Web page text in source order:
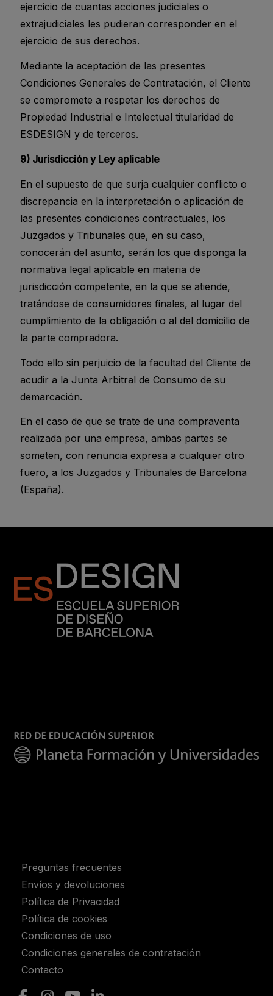
ejercicio de cuantas acciones judiciales o
extrajudiciales les pudieran corresponder en el
ejercicio de sus derechos.
Mediante la aceptación de las presentes
Condiciones Generales de Contratación, el Cliente
se compromete a respetar los derechos de
Propiedad Industrial e Intelectual titularidad de
ESDESIGN y de terceros.
9) Jurisdicción y Ley aplicable
En el supuesto de que surja cualquier conflicto o
discrepancia en la interpretación o aplicación de
las presentes condiciones contractuales, los
Juzgados y Tribunales que, en su caso,
conocerán del asunto, serán los que disponga la
normativa legal aplicable en materia de
jurisdicción competente, en la que se atiende,
tratándose de consumidores finales, al lugar del
cumplimiento de la obligación o al del domicilio de
la parte compradora.
Todo ello sin perjuicio de la facultad del Cliente de
acudir a la Junta Arbitral de Consumo de su
demarcación.
En el caso de que se trate de una compraventa
realizada por una empresa, ambas partes se
someten, con renuncia expresa a cualquier otro
fuero, a los Juzgados y Tribunales de Barcelona
(España).
Preguntas frecuentes
Envíos y devoluciones
Política de Privacidad
Política de cookies
Condiciones de uso
Condiciones generales de contratación
Contacto